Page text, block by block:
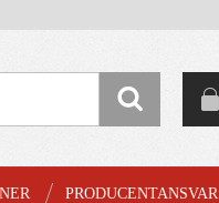
PRODUCENTANSVAR